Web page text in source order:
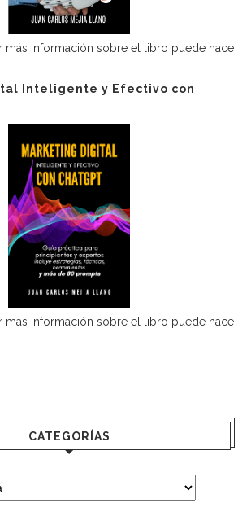
más información sobre el libro puede hace
Inteligente y Efectivo con
más información sobre el libro puede hace
CATEGORÍAS